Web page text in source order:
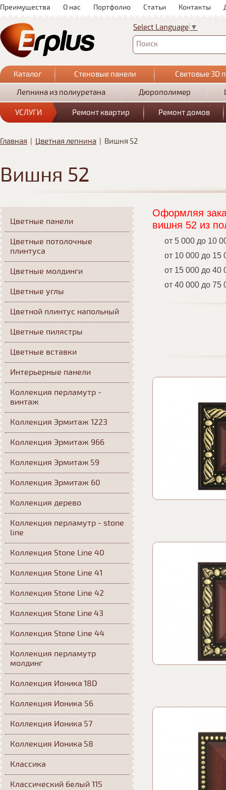
Преимущества О нас Портфолио Статьи Контакты
Select Language ▼
Поиск
Каталог Стеновые панели
Световые 3D
Лепнина из полиуретана
Дюрополимер
УСЛУГИ Ремонт квартир Ремонт домов
Главная | Цветная лепнина | Вишня 52
Вишня 52
Оформляя
вишня 52 из
от 5 000 до 10
от 10 000 до 15
от 15 000 до 40
от 40 000 до 75
Цветные панели
Цветные потолочные
плинтуса
Цветные молдинги
Цветные углы
Цветной плинтус напольный
Цветные пилястры
Цветные вставки
Интерьерные панели
Коллекция перламутр -
винтаж
Коллекция Эрмитаж 1223
Коллекция Эрмитаж 966
Коллекция Эрмитаж 59
Коллекция Эрмитаж 60
Коллекция дерево
Коллекция перламутр - stone
line
Коллекция Stone Line 40
Коллекция Stone Line 41
Коллекция Stone Line 42
Коллекция Stone Line 43
Коллекция Stone Line 44
Коллекция перламутр
молдинг
Коллекция Ионика 18D
Коллекция Ионика 56
Коллекция Ионика 57
Коллекция Ионика 58
Классика
Классический белый 115